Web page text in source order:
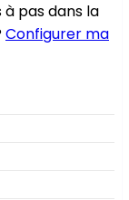
pas dans la
Configurer ma